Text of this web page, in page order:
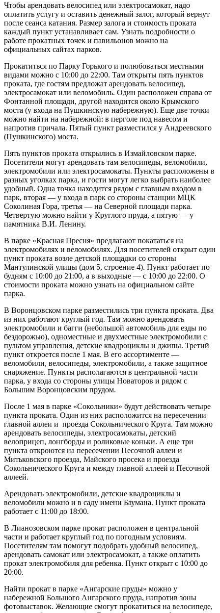
Чтобы арендовать велосипед или электросамокат, надо
оплатить услугу и оставить денежный залог, который вернут
после сеанса катания. Размер залога и стоимость проката
каждый пункт устанавливает сам. Узнать подробности о
работе прокатных точек и павильонов можно на
официальных сайтах парков.
Прокатиться по Парку Горького и полюбоваться местными
видами можно с 10:00 до 22:00. Там открыты пять пунктов
проката, где гостям предложат арендовать велосипед,
электросамокат или веломобиль. Один расположен справа от
Фонтанной площади, другой находится около Крымского
моста (у входа на Пушкинскую набережную). Еще две точки
можно найти на набережной: в перголе под навесом и
напротив причала. Пятый пункт разместился у Андреевского
(Пушкинского) моста.
Пять пунктов проката открылись в Измайловском парке.
Посетители могут арендовать там велосипеды, веломобили,
электромобили или электросамокаты. Пункты расположены в
разных уголках парка, и гости могут легко выбрать наиболее
удобный. Одна точка находится рядом с главным входом в
парк, вторая — у входа в парк со стороны станции МЦК
Соколиная Гора, третья — на Северной площади парка.
Четвертую можно найти у Круглого пруда, а пятую — у
памятника В.И. Ленину.
В парке «Красная Пресня» предлагают покататься на
электромобилях и веломобилях. Для посетителей открыт один
пункт проката возле детской площадки со стороны
Мантулинской улицы (дом 5, строение 4). Пункт работает по
будням с 10:00 до 21:00, а в выходные — с 10:00 до 22:00. О
стоимости проката можно узнать на официальном сайте
парка.
В Воронцовском парке разместились три пункта проката. Два
из них работают круглый год. Там можно арендовать
электромобили и багги (небольшой автомобиль для езды по
бездорожью), одноместные и двухместные электромобили с
пультом управления, детские квадроциклы и джипы. Третий
пункт откроется после 1 мая. В его ассортименте —
веломобили, велосипеды, электромобили, а также защитное
снаряжение. Пункты располагаются в центральной части
парка, у входа со стороны улицы Новаторов и рядом с
Большим Воронцовским прудом.
После 1 мая в парке «Сокольники» будут действовать четыре
пункта проката. Один из них расположится на пересечении
главной аллеи и проезда Сокольнического Круга. Там можно
арендовать велосипеды, электросамокаты, детский
велоприцеп, лонгборды и роликовые коньки. А еще три
пункта откроются на пересечении Песочной аллеи и
Митьковского проезда, Майского просека и проезда
Сокольнического Круга и между главной аллеей и Песочной
аллеей.
Арендовать электромобили, детские квадроциклы и
веломобили можно и в саду имени Баумана. Пункт проката
работает с 11:00 до 18:00.
В Лианозовском парке прокат расположен в центральной
части и работает круглый год по погодным условиям.
Посетителям там помогут подобрать удобный велосипед,
арендовать самокат или электросамокат, а также оплатить
прокат электромобиля для ребенка. Пункт открыт с 10:00 до
20:00.
Найти прокат в парке «Ангарские пруды» можно у
набережной Большого Ангарского пруда, напротив зоны
фотовыставок. Желающие смогут прокатиться на велосипеде,